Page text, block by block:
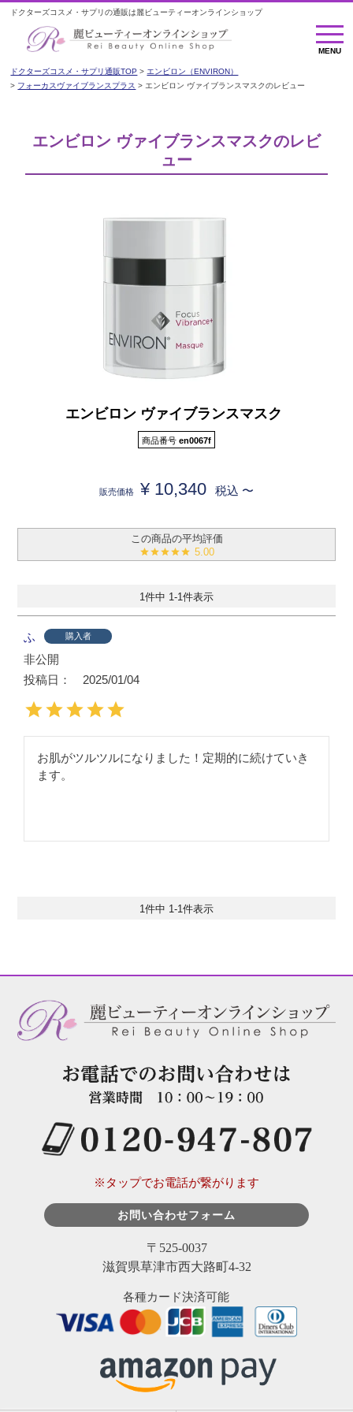
ドクターズコスメ・サプリの通販は麗ビューティーオンラインショップ
M
E
N
MENU
ドクターズコスメ・サプリ通販TOP
エンビロン（ENVIRON）
フォーカスヴァイブランスプラス
エンビロン ヴァイブランスマスクのレビュー
エンビロン ヴァイブランスマスクのレビ
ュー
エンビロン ヴァイブランスマスク
商品番号 en0067f
販売価格 ¥ 10,340 税込 〜
5.00
1件中 1-1件表示
ふ 購入者
非公開
投稿日
2025/01/04
お肌がツルツルになりました！定期的に続けていき
ます。
1件中 1-1件表示
※タップでお電話が繋がります
お問い合わせフォーム
〒525-0037
滋賀県草津市西大路町4-32
各種カード決済可能